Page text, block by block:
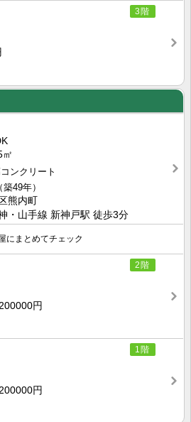
3階
㎡
ンクリート
（築49年）
熊内町
・山手線 新神戸駅 徒歩3分
にまとめてチェック
2階
円
1階
円